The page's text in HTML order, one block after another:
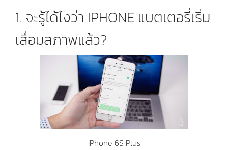
1. จะรู้ได้ไงว่า IPHONE แบตเตอรี่เริ่ม
เสื่อมสภาพแล้ว?
iPhone 6S Plus